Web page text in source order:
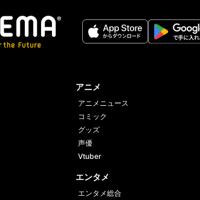
アニメ
アニメニュース
コミック
グッズ
声優
Vtuber
エンタメ
エンタメ総合